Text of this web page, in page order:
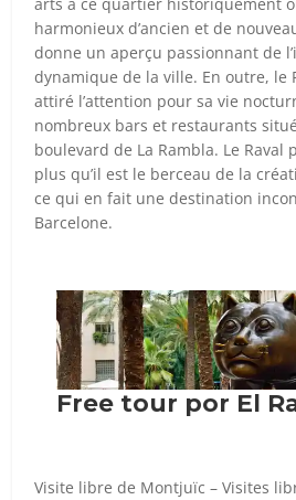
harmonieux d’ancien et de
donne un aperçu passionnant de
dynamique de la ville. En outre, le
attiré l’attention pour sa vie
nombreux bars et restaurants
boulevard de La Rambla. Le Raval
plus qu’il est le berceau de la
ce qui en fait une destination
Barcelone.
Visite libre de Montjuïc – Visites